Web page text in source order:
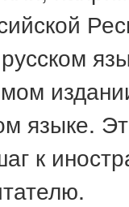
языке.
к